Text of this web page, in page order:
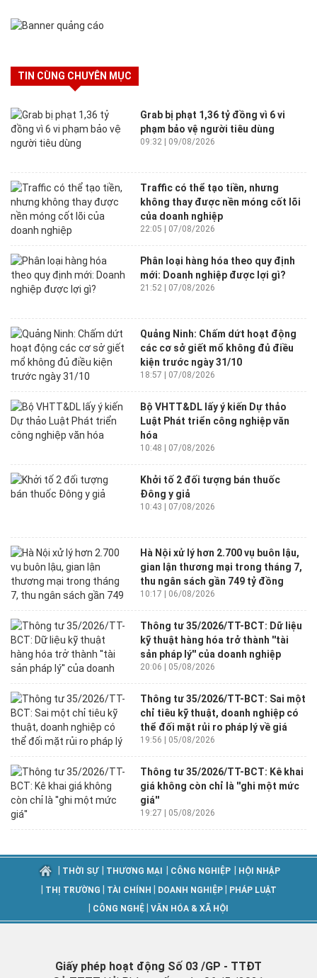
TIN CÙNG CHUYÊN MỤC
Grab bị phạt 1,36 tỷ đồng vì 6 vi
phạm bảo vệ người tiêu dùng
09:32 | 09/08/2026
Traffic có thể tạo tiền, nhưng
không thay được nền móng cốt lõi
của doanh nghiệp
22:05 | 07/08/2026
Phân loại hàng hóa theo quy định
mới: Doanh nghiệp được lợi gì?
21:52 | 07/08/2026
Quảng Ninh: Chấm dứt hoạt động
các cơ sở giết mổ không đủ điều
kiện trước ngày 31/10
18:57 | 07/08/2026
Bộ VHTT&DL lấy ý kiến Dự thảo
Luật Phát triển công nghiệp văn
hóa
10:48 | 07/08/2026
Khởi tố 2 đối tượng bán thuốc
Đông y giả
10:43 | 07/08/2026
Hà Nội xử lý hơn 2.700 vụ buôn lậu,
gian lận thương mại trong tháng 7,
thu ngân sách gần 749 tỷ đồng
10:17 | 06/08/2026
Thông tư 35/2026/TT-BCT: Dữ liệu
kỹ thuật hàng hóa trở thành ''tài
sản pháp lý'' của doanh nghiệp
20:06 | 05/08/2026
Thông tư 35/2026/TT-BCT: Sai một
chỉ tiêu kỹ thuật, doanh nghiệp có
thể đối mặt rủi ro pháp lý về giá
19:56 | 05/08/2026
Thông tư 35/2026/TT-BCT: Kê khai
giá không còn chỉ là ''ghi một mức
giá''
19:27 | 05/08/2026
THỜI SỰ THƯƠNG MẠI CÔNG NGHIỆP HỘI NHẬP
THỊ TRƯỜNG TÀI CHÍNH DOANH NGHIỆP PHÁP LUẬT
CÔNG NGHỆ VĂN HÓA & XÃ HỘI
Giấy phép hoạt động Số 03 /GP - TTĐT